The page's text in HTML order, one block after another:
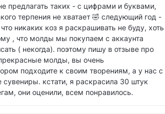
предлагать таких - с цифрами и буквами,
терпения не хватает 🤣 следующий год -
никаких коз я раскрашивать не буду, хоть
, что молды мы покупаем с аккаунта
( некогда). поэтому пишу в отзыве про
молды, вы очень
подходите к своим творениям, а у нас с
кстати, я раскрасила 30 штук
они оценили, всем понравилось.